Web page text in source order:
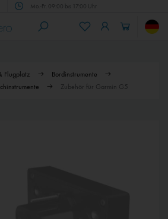
Mo.-Fr. 09:00 bis 17:00 Uhr
Flugplatz
Bordinstrumente
Zubehör für Garmin G5